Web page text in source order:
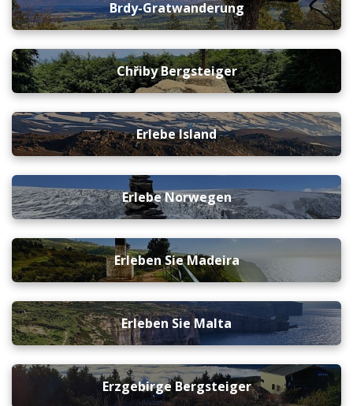
Brdy-Gratwanderung
Chřiby Bergsteiger
Erlebe Island
Erlebe Norwegen
Erleben Sie Madeira
Erleben Sie Malta
Erzgebirge Bergsteiger